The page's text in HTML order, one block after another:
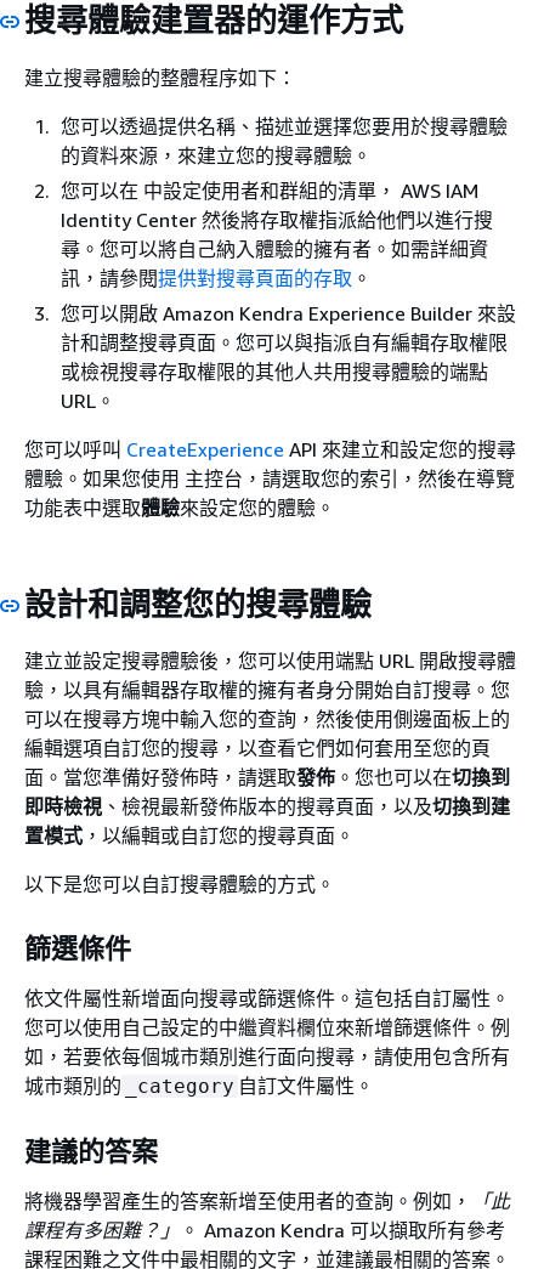
搜尋體驗建置器的運作方式
建立搜尋體驗的整體程序如下：
您可以透過提供名稱、描述並選擇您要用於搜尋體驗
的資料來源，來建立您的搜尋體驗。
您可以在 中設定使用者和群組的清單， AWS IAM
Identity Center 然後將存取權指派給他們以進行搜
尋。您可以將自己納入體驗的擁有者。如需詳細資
訊，請參閱提供對搜尋頁面的存取 。
您可以開啟 Amazon Kendra Experience Builder 來設
計和調整搜尋頁面。您可以與指派自有編輯存取權限
或檢視搜尋存取權限的其他人共用搜尋體驗的端點
URL。
您可以呼叫 CreateExperience API 來建立和設定您的搜尋
體驗。如果您使用 主控台，請選取您的索引，然後在導覽
功能表中選取體驗來設定您的體驗。
設計和調整您的搜尋體驗
建立並設定搜尋體驗後，您可以使用端點 URL 開啟搜尋體
驗，以具有編輯器存取權的擁有者身分開始自訂搜尋。您
可以在搜尋方塊中輸入您的查詢，然後使用側邊面板上的
編輯選項自訂您的搜尋，以查看它們如何套用至您的頁
面。當您準備好發佈時，請選取發佈 。您也可以在切換到
即時檢視 、檢視最新發佈版本的搜尋頁面，以及切換到建
置模式 ，以編輯或自訂您的搜尋頁面。
以下是您可以自訂搜尋體驗的方式。
篩選條件
依文件屬性新增面向搜尋或篩選條件。這包括自訂屬性。
您可以使用自己設定的中繼資料欄位來新增篩選條件。例
如，若要依每個城市類別進行面向搜尋，請使用包含所有
城市類別的
_category 自訂文件屬性。
建議的答案
將機器學習產生的答案新增至使用者的查詢。例如，
「此
課程有多困難？」
。 Amazon Kendra 可以擷取所有參考
課程困難之文件中最相關的文字，並建議最相關的答案。